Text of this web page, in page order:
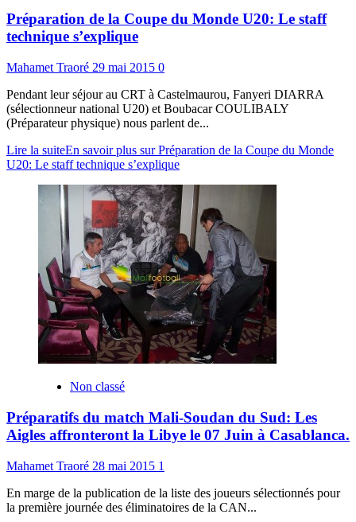
Préparation de la Coupe du Monde U20: Le staff
technique s’explique
Mahamet Traoré 29 mai 2015 0
Pendant leur séjour au CRT à Castelmaurou, Fanyeri DIARRA
(sélectionneur national U20) et Boubacar COULIBALY
(Préparateur physique) nous parlent de...
Lire la suiteEn savoir plus sur Préparation de la Coupe du Monde
U20: Le staff technique s’explique
Non classé
Préparatifs du match Mali-Soudan du Sud: Les
Aigles affronteront la Libye le 07 Juin à Casablanca.
Mahamet Traoré 28 mai 2015 1
En marge de la publication de la liste des joueurs sélectionnés pour
la première journée des éliminatoires de la CAN...